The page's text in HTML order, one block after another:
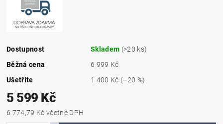
Dostupnost Skladem (>20 ks)
Běžná cena
6 999 Kč
Ušetříte
1 400 Kč (–20 %)
5 599 Kč
6 774,79 Kč včetně DPH